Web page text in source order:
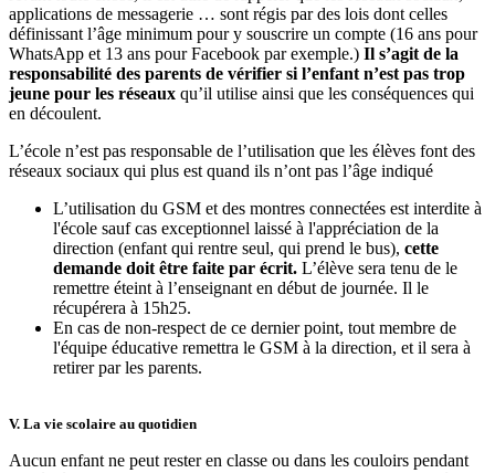
applications de messagerie … sont régis par des lois dont celles
définissant l’âge minimum pour y souscrire un compte (16 ans pour
WhatsApp et 13 ans pour Facebook par exemple.) Il s’agit de la
responsabilité des parents de vérifier si l’enfant n’est pas trop
jeune pour les réseaux qu’il utilise ainsi que les conséquences qui
en découlent.
L’école n’est pas responsable de l’utilisation que les élèves font des
réseaux sociaux qui plus est quand ils n’ont pas l’âge indiqué
L’utilisation du GSM et des montres connectées est interdite à
l'école sauf cas exceptionnel laissé à l'appréciation de la
direction (enfant qui rentre seul, qui prend le bus), cette
demande doit être faite par écrit. L’élève sera tenu de le
remettre éteint à l’enseignant en début de journée. Il le
récupérera à 15h25.
En cas de non-respect de ce dernier point, tout membre de
l'équipe éducative remettra le GSM à la direction, et il sera à
retirer par les parents.
V. La vie scolaire au quotidien
Aucun enfant ne peut rester en classe ou dans les couloirs pendant